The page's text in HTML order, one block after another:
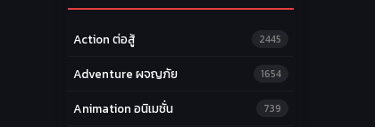
Action ต่อสู้ 2445
Adventure ผจญภัย 1654
Animation อนิเมชั่น 739